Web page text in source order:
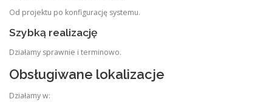
Od projektu po konfigurację systemu.
Szybką realizację
Działamy sprawnie i terminowo.
Obsługiwane lokalizacje
Działamy w: